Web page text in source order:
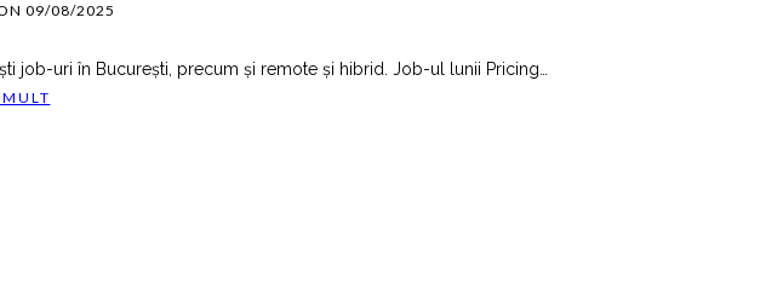
09/08/2025
job-uri în București, precum și remote și hibrid. Job-ul lunii Pricing